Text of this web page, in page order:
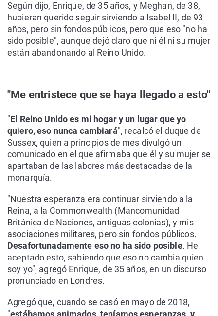
Según dijo, Enrique, de 35 años, y Meghan, de 38,
hubieran querido seguir sirviendo a Isabel II, de 93
años, pero sin fondos públicos, pero que eso "no ha
sido posible", aunque dejó claro que ni él ni su mujer
están abandonando al Reino Unido.
"Me entristece que se haya llegado a esto"
"El Reino Unido es mi hogar y un lugar que yo
quiero, eso nunca cambiará", recalcó el duque de
Sussex, quien a principios de mes divulgó un
comunicado en el que afirmaba que él y su mujer se
apartaban de las labores más destacadas de la
monarquía.
"Nuestra esperanza era continuar sirviendo a la
Reina, a la Commonwealth (Mancomunidad
Británica de Naciones, antiguas colonias), y mis
asociaciones militares, pero sin fondos públicos.
Desafortunadamente eso no ha sido posible. He
aceptado esto, sabiendo que eso no cambia quien
soy yo", agregó Enrique, de 35 años, en un discurso
pronunciado en Londres.
Agregó que, cuando se casó en mayo de 2018,
"estábamos animados, teníamos esperanzas, y